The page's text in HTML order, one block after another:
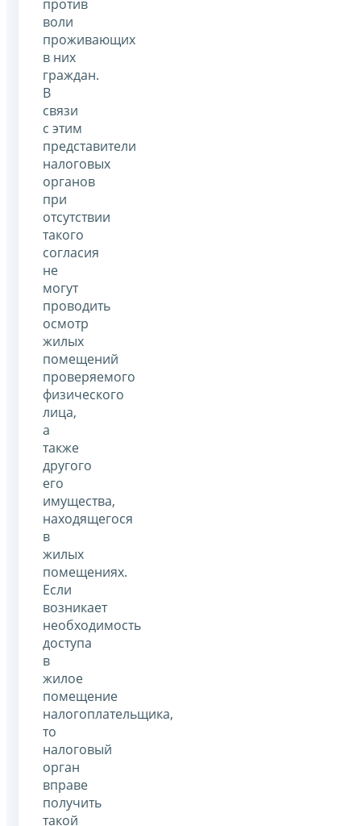
против
воли
проживающих
в них
граждан.
В
связи
с этим
представители
налоговых
органов
при
отсутствии
такого
согласия
не
могут
проводить
осмотр
жилых
помещений
проверяемого
физического
лица,
а
также
другого
его
имущества,
находящегося
в
жилых
помещениях.
Если
возникает
необходимость
доступа
в
жилое
помещение
налогоплательщика,
то
налоговый
орган
вправе
получить
такой